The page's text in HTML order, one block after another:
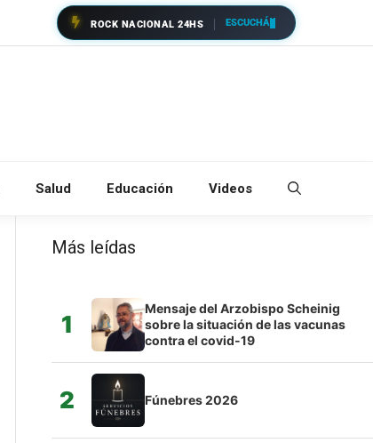
ROCK NACIONAL 24HS ESCUCHÁ
Salud Educación Videos
Más leídas
1
Mensaje del Arzobispo Scheinig
sobre la situación de las vacunas
contra el covid-19
2 Fúnebres 2026